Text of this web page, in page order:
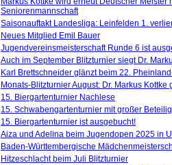
Seniorenmannschaft
Saisonauftakt Landesliga: Leinfelden 1.
Neues Mitglied Emil Bauer
Jugendvereinsmeisterschaft Runde 6 ist
Auch im September Blitzturnier siegt Dr.
Karl Brettschneider glänzt beim 22.
Monats-Blitzturnier August: Dr. Markus Kottke
15. Biergartenturnier Nachlese
15. Schwabengartenturnier mit großer
15. Biergartenturnier ist ausgebucht!
Aiza und Adelina beim Jugendopen 2025 in
Baden-Württembergische
Hitzeschlacht beim Juli Blitzturnier